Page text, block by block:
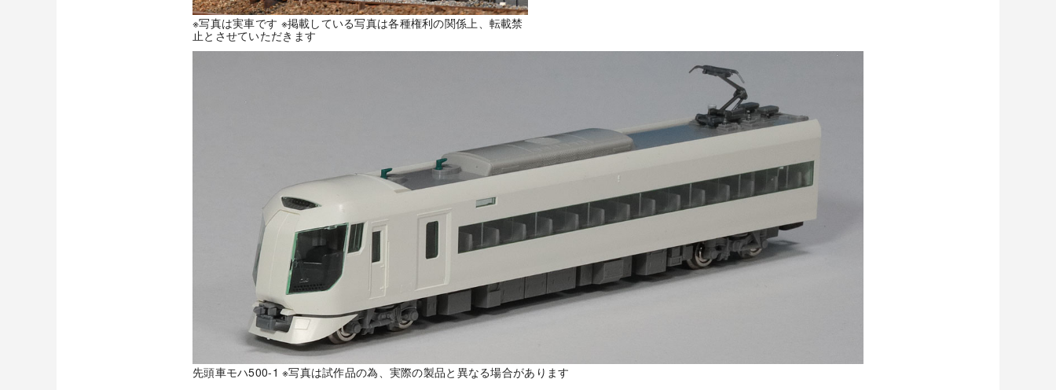
※写真は実車です ※掲載している写真は各種権利の関係上、転載禁
止とさせていただきます
先頭車モハ500-1 ※写真は試作品の為、実際の製品と異なる場合があります